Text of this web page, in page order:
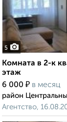
5
Комната в 2-к
этаж
6 000 ₽ в месяц
район
Агентство,